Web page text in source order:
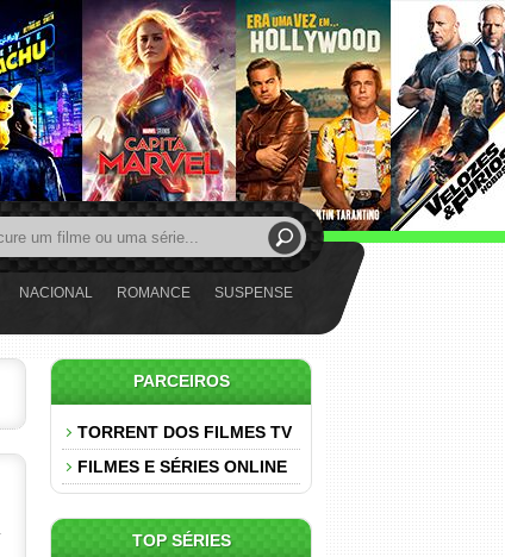
NACIONAL ROMANCE
SUSPENSE
PARCEIROS
TORRENT DOS FILMES TV
FILMES E SÉRIES ONLINE
TOP SÉRIES